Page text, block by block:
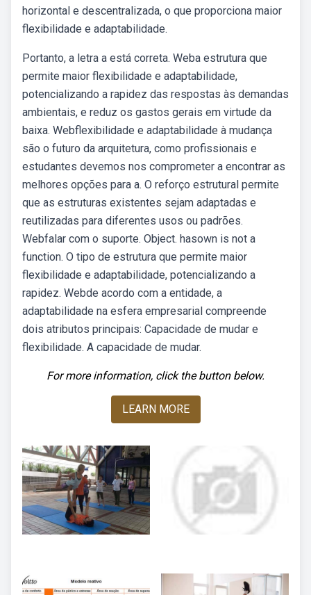
horizontal e descentralizada, o que proporciona maior
flexibilidade e adaptabilidade.
Portanto, a letra a está correta. Weba estrutura que
permite maior flexibilidade e adaptabilidade,
potencializando a rapidez das respostas às demandas
ambientais, e reduz os gastos gerais em virtude da
baixa. Webflexibilidade e adaptabilidade à mudança
são o futuro da arquitetura, como profissionais e
estudantes devemos nos comprometer a encontrar as
melhores opções para a. O reforço estrutural permite
que as estruturas existentes sejam adaptadas e
reutilizadas para diferentes usos ou padrões.
Webfalar com o suporte. Object. hasown is not a
function. O tipo de estrutura que permite maior
flexibilidade e adaptabilidade, potencializando a
rapidez. Webde acordo com a entidade, a
adaptabilidade na esfera empresarial compreende
dois atributos principais: Capacidade de mudar e
flexibilidade. A capacidade de mudar.
For more information, click the button below.
LEARN MORE